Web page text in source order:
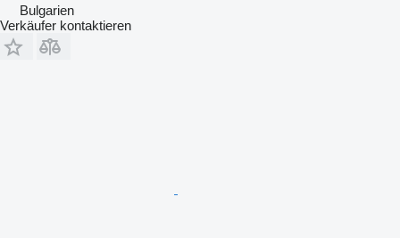
Bulgarien
Verkäufer kontaktieren